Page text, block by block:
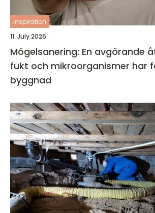
inspiration
11. July 2026
Mögelsanering: En avgörande
fukt och mikroorganismer har
byggnad